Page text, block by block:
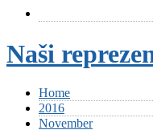
Naši
Home
2016
November